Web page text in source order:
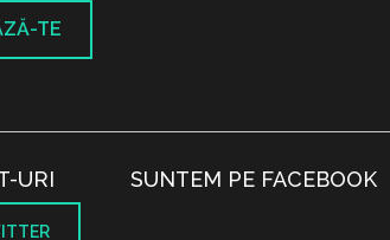
TE
URI SUNTEM PE FACEBOOK